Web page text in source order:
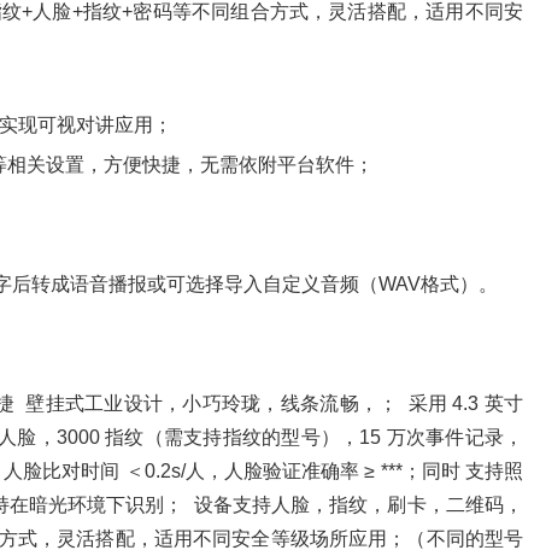
+人脸+指纹+密码等不同组合方式，灵活搭配，适用不同安
现可视对讲应用；
关设置，方便快捷，无需依附平台软件；
转成语音播报或可选择导入自定义音频（WAV格式）。
壁挂式工业设计，小巧玲珑，线条流畅，；  采用 4.3 英寸
，3000 指纹（需支持指纹的型号），15 万次事件记录，
脸比对时间 ＜0.2s/人，人脸验证准确率 ≥ ***；同时 支持照
暗光环境下识别；  设备支持人脸，指纹，刷卡，二维码，
式，灵活搭配，适用不同安全等级场所应用；（不同的型号